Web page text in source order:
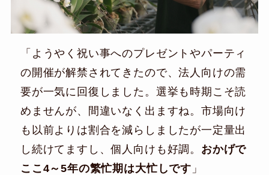
「ようやく祝い事へのプレゼントやパーティ
の開催が解禁されてきたので、法人向けの需
要が一気に回復しました。選挙も時期こそ読
めませんが、間違いなく出ますね。市場向け
も以前よりは割合を減らしましたが一定量出
し続けてますし、個人向けも好調。 おかげで
ここ4～5年の繁忙期は大忙しです 」